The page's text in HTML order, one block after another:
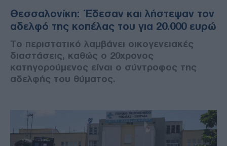
Θεσσαλονίκη: Έδεσαν και λήστεψαν τον
αδελφό της κοπέλας του για 20.000 ευρώ
Το περιστατικό λαμβάνει οικογενειακές
διαστάσεις, καθώς ο 20χρονος
κατηγορούμενος είναι ο σύντροφος της
αδελφής του θύματος.